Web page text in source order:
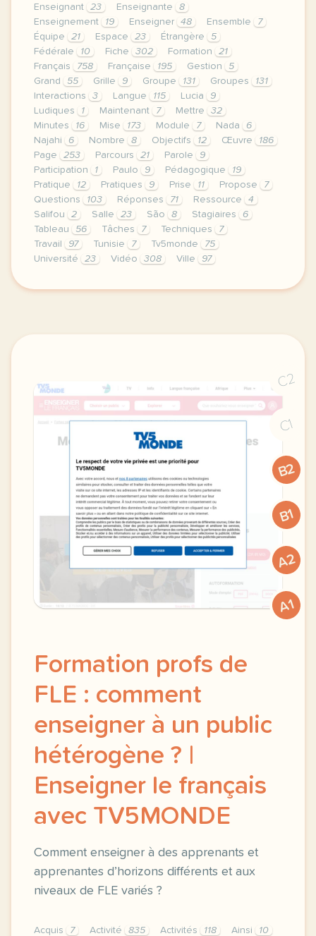
Enseignant 23 Enseignante
8
Enseignement
19 Enseigner 48 Ensemble
7
Équipe
21 Espace 23 Étrangère
5
Fédérale
10 Fiche 302 Formation
21
Français
758 Française 195 Gestion
5
Grand
55 Grille 9 Groupe 131 Groupes
131
Interactions
3 Langue 115 Lucia
9
Ludiques
1 Maintenant 7 Mettre
32
Minutes
16 Mise 173 Module 7 Nada
6
Najahi
6 Nombre 8 Objectifs 12 Œuvre
186
Page
253 Parcours 21 Parole
9
Participation
1 Paulo 9 Pédagogique
19
Pratique
12 Pratiques 9 Prise 11 Propose
7
Questions
103 Réponses 71 Ressource
4
Salifou
2 Salle 23 São 8 Stagiaires
6
Tableau
56 Tâches 7 Techniques
7
Travail
97 Tunisie 7 Tv5monde
75
Université
23 Vidéo 308 Ville 97
le respect de votre vie privee est une priorite
C2
C1
B2
B1
A2
A1
Formation profs de
FLE : comment
enseigner à un public
hétérogène ? |
Enseigner le français
avec TV5MONDE
Comment enseigner à des apprenants et
apprenantes d’horizons différents et aux
niveaux de FLE variés ?
Acquis 7 Activité 835 Activités 118 Ainsi
10